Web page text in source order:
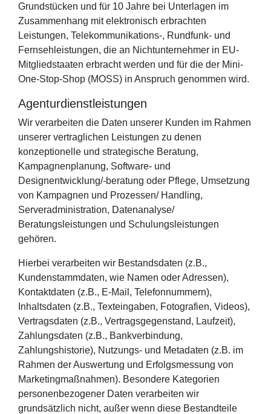
Grundstücken und für 10 Jahre bei Unterlagen im
Zusammenhang mit elektronisch erbrachten
Leistungen, Telekommunikations-, Rundfunk- und
Fernsehleistungen, die an Nichtunternehmer in EU-
Mitgliedstaaten erbracht werden und für die der Mini-
One-Stop-Shop (MOSS) in Anspruch genommen wird.
Agenturdienstleistungen
Wir verarbeiten die Daten unserer Kunden im Rahmen
unserer vertraglichen Leistungen zu denen
konzeptionelle und strategische Beratung,
Kampagnenplanung, Software- und
Designentwicklung/-beratung oder Pflege, Umsetzung
von Kampagnen und Prozessen/ Handling,
Serveradministration, Datenanalyse/
Beratungsleistungen und Schulungsleistungen
gehören.
Hierbei verarbeiten wir Bestandsdaten (z.B.,
Kundenstammdaten, wie Namen oder Adressen),
Kontaktdaten (z.B., E-Mail, Telefonnummern),
Inhaltsdaten (z.B., Texteingaben, Fotografien, Videos),
Vertragsdaten (z.B., Vertragsgegenstand, Laufzeit),
Zahlungsdaten (z.B., Bankverbindung,
Zahlungshistorie), Nutzungs- und Metadaten (z.B. im
Rahmen der Auswertung und Erfolgsmessung von
Marketingmaßnahmen). Besondere Kategorien
personenbezogener Daten verarbeiten wir
grundsätzlich nicht, außer wenn diese Bestandteile